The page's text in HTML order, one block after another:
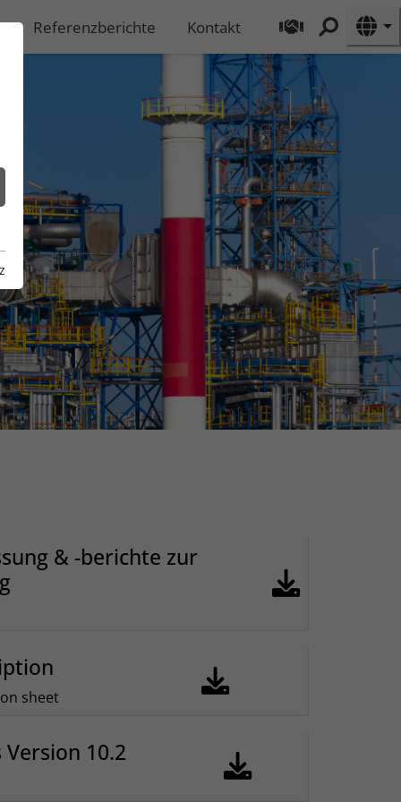
Referenzberichte Kontakt
& -berichte zur
sheet
Version 10.2